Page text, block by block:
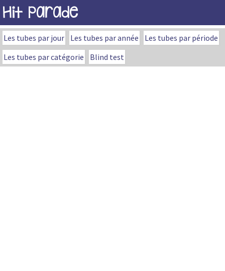
Hit Parade
Les tubes par jour Les tubes par année
Les tubes par période
Les tubes par catégorie
Blind test